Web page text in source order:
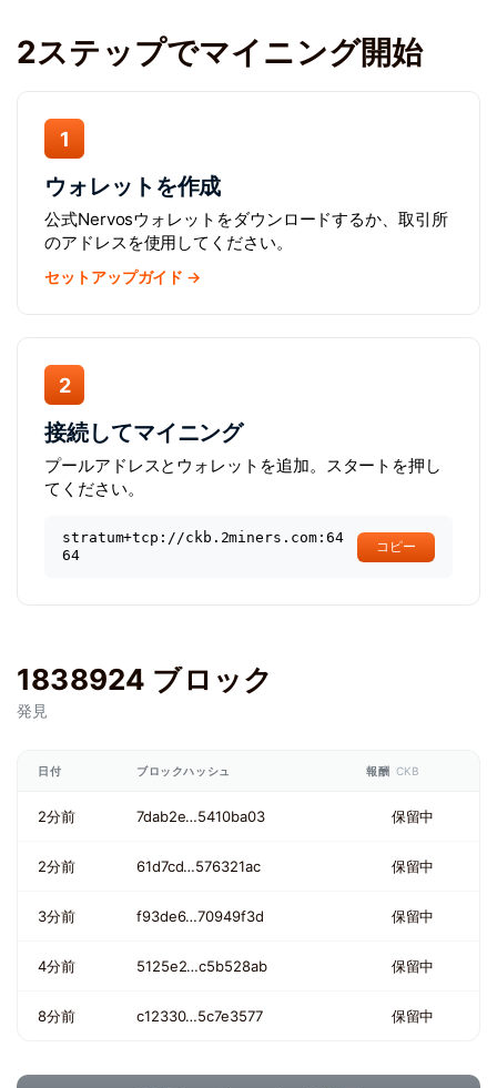
2ステップでマイニング開始
1
ウォレットを作成
公式Nervosウォレットをダウンロードするか、取引所
のアドレスを使用してください。
セットアップガイド →
2
接続してマイニング
プールアドレスとウォレットを追加。スタートを押し
てください。
stratum+tcp://ckb.2miners.com:64
64
コピー
1838924 ブロック
発見
日付 ブロックハッシュ 報酬 CKB
2分前 7dab2e…5410ba03 保留中
2分前 61d7cd…576321ac 保留中
3分前 f93de6…70949f3d 保留中
4分前 5125e2…c5b528ab 保留中
8分前 c12330…5c7e3577 保留中